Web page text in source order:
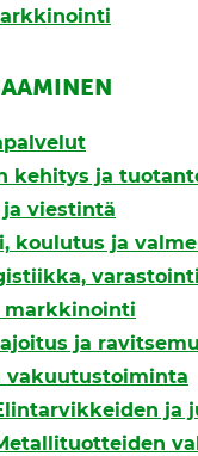
kehitys ja
viestintä
koulutus ja
varastointi
markkinointi
ja
vakuutustoiminta
ja